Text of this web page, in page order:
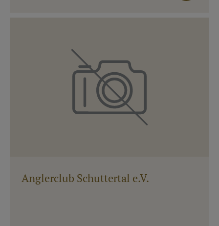
Anglerclub Schuttertal e.V.